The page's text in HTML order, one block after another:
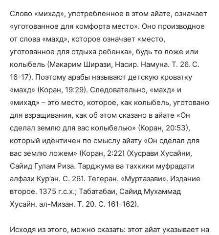
Слово «михад», употребленное в этом айате, означает
«уготованное для комфорта место». Оно производное
от слова «махд», которое означает «место,
уготованное для отдыха ребенка», будь то ложе или
колыбель (Макарим Ширази, Насир. Намуна. Т. 26. С.
16-17). Поэтому арабы называют детскую кроватку
«махд» (Коран, 19:29). Следовательно, «махд» и
«михад» – это место, которое, как колыбель, уготовано
для взращивания, как об этом сказано в айате «Он
сделал землю для вас колыбелью» (Коран, 20:53),
который идентичен по смыслу айату «Он сделал для
вас землю ложем» (Коран, 2:22) (Хусрави Хусайни,
Сайид Гулам Риза. Тарджума ва тахкики муфрадати
алфази Кур’ан. С. 261. Тегеран. «Муртазави». Издание
второе. 1375 г.с.х.; Табатабаи, Сайид Мухаммад
Хусайн. ал-Мизан. Т. 20. С. 161-162).
Исходя из этого, можно сказать: этот айат указывает на